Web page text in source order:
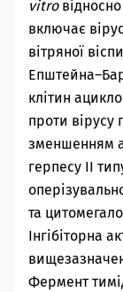
vitro
включає
вітряної
клітин
проти вірусу
зменшенням
герпесу II
та
Інгібіторна
Фермент